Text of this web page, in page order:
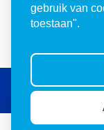
Lees verder
gebruik van
toestaan".